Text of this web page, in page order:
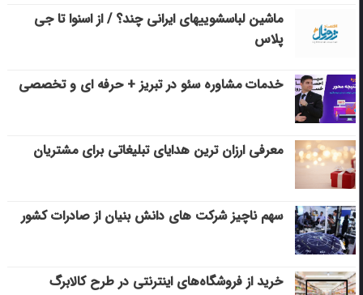
ماشین لباسشویی‎های ایرانی چند؟ / از اسنوا تا جی
پلاس
خدمات مشاوره سئو در تبریز + حرفه ای و تخصصی
معرفی ارزان ترین هدایای تبلیغاتی برای مشتریان
سهم ناچیز شرکت های دانش بنیان از صادرات کشور
خرید از فروشگاه‌های اینترنتی در طرح کالابرگ